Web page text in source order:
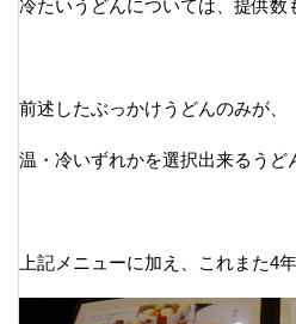
冷たいうどんについては、提供数
前述したぶっかけうどんのみが、
温・冷いずれかを選択出来るうど
上記メニューに加え、これまた4